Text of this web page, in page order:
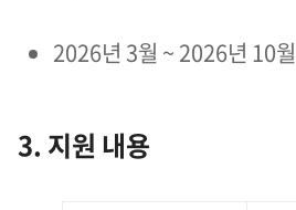
2026년 3월 ~ 2026년 10
3. 지원 내용